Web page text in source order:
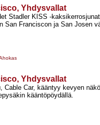
Yhdysvallat
Stadler KISS -​
San Franciscon ja San Josen
Yhdysvallat
Cable Car, kääntyy kevyen
kääntöpöydällä.